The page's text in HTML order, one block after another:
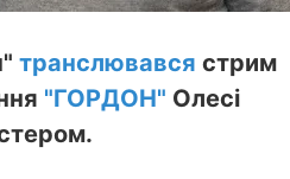
транслювався стрим
"ГОРДОН" Олесі